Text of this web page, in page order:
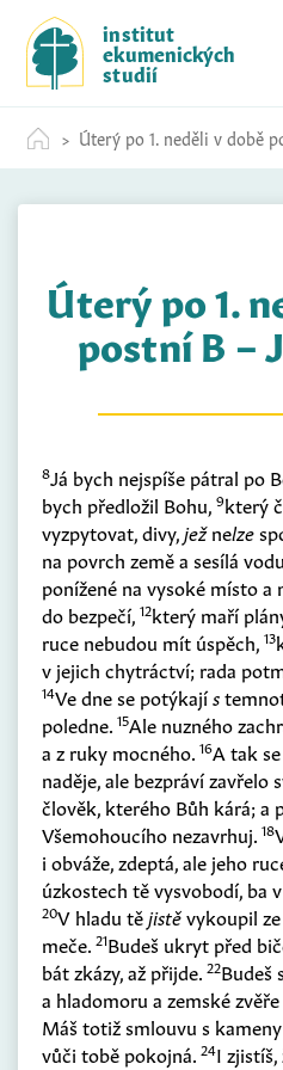
c
institut
ekumenických
studií
Úterý po 1. neděli v době
Úterý po 1.
postní B –
8Já bych nejspíše pátral po
bych předložil Bohu, 9který
vyzpytovat, divy,ježnelze
na povrch země a sesílá
ponížené na vysoké místo
do bezpečí, 12který maří
ruce nebudou mít úspěch, 13
v jejich chytráctví; rada
14Ve dne se potýkajís
poledne. 15Ale nuzného
a z ruky mocného. 16A tak
naděje, ale bezpráví zavřelo
člověk, kterého Bůh kárá; a
Všemohoucího nezavrhuj. 18
i obváže, zdeptá, ale jeho
úzkostech tě vysvobodí, ba
20V hladu tějistěvykoupil
meče. 21Budeš ukryt před
bát zkázy, až přijde. 22Budeš
a hladomoru a zemské
Máš totiž smlouvu s kameny
vůči tobě pokojná. 24I